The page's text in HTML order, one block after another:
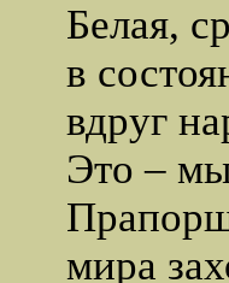
Белая,
в
вдруг
Это –
мира